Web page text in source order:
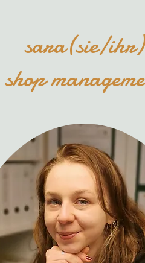
sara(sie/ihr)
shop